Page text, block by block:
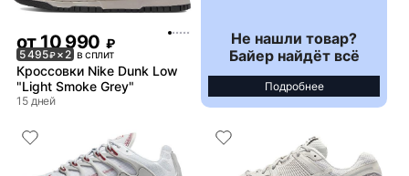
от 10 990 ₽
5 495₽× 2 в сплит
Кроссовки Nike Dunk Low
"Light Smoke Grey"
15 дней
Не нашли товар?
Байер найдёт всё
Подробнее